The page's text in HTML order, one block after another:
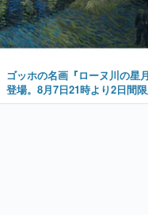
ゴッホの名画『ローヌ川の星
登場。8月7日21時より2日間